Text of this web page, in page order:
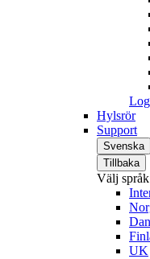
Hylsrör
Support
Svenska
Tillbaka
Välj språk
UK